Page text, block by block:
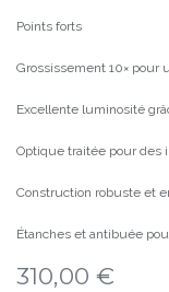
Points forts
Grossissement 10× pour
Excellente luminosité
Optique traitée pour des
Construction robuste et
Étanches et antibuée
310,00 €